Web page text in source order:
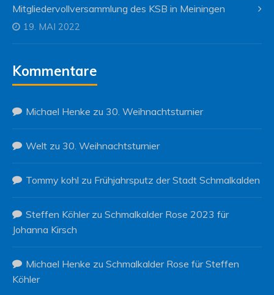
Mitgliedervollversammlung des KSB in Meiningen
19. MAI 2022
Kommentare
Michael Henke zu 30. Weihnachtsturnier
Welt zu 30. Weihnachtsturnier
Tommy kohl zu Frühjahrsputz der Stadt Schmalkalden
Steffen Köhlerzu Schmalkalder Rose 2023 für
Johanna Kirsch
Michael Henke zu Schmalkalder Rose für Steffen
Köhler